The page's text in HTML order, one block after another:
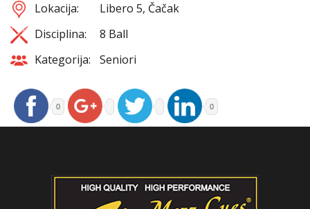
Lokacija:
Libero 5, Čačak
Disciplina:
8 Ball
Kategorija:
Seniori
0 0